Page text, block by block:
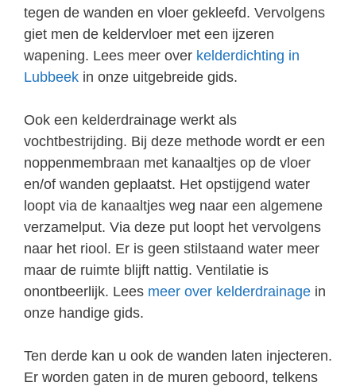
tegen de wanden en vloer gekleefd. Vervolgens
giet men de keldervloer met een ijzeren
wapening. Lees meer over kelderdichting in
Lubbeek in onze uitgebreide gids.
Ook een kelderdrainage werkt als
vochtbestrijding. Bij deze methode wordt er een
noppenmembraan met kanaaltjes op de vloer
en/of wanden geplaatst. Het opstijgend water
loopt via de kanaaltjes weg naar een algemene
verzamelput. Via deze put loopt het vervolgens
naar het riool. Er is geen stilstaand water meer
maar de ruimte blijft nattig. Ventilatie is
onontbeerlijk. Lees meer over kelderdrainage in
onze handige gids.
Ten derde kan u ook de wanden laten injecteren.
Er worden gaten in de muren geboord, telkens